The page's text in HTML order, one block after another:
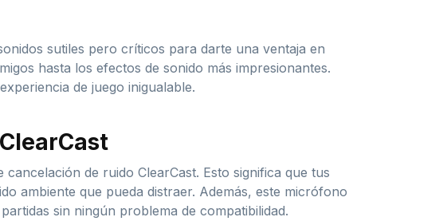
sutiles pero críticos para darte una ventaja en
hasta los efectos de sonido más impresionantes.
de juego inigualable.
de ruido ClearCast. Esto significa que tus
ambiente que pueda distraer. Además, este micrófono
sin ningún problema de compatibilidad.